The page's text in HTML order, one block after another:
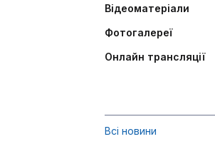
Відеоматеріали
Фотогалереї
Онлайн трансляції
Всі новини